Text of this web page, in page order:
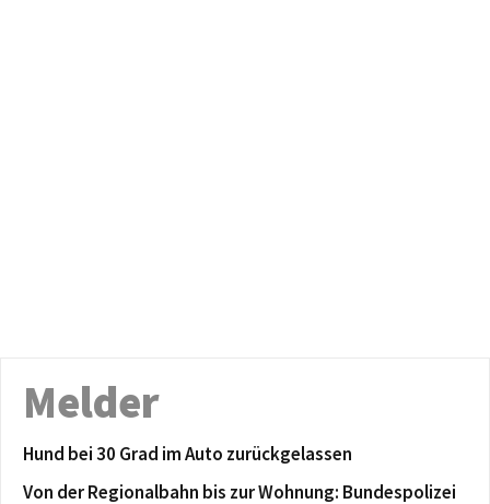
Melder
Hund bei 30 Grad im Auto zurückgelassen
Von der Regionalbahn bis zur Wohnung: Bundespolizei